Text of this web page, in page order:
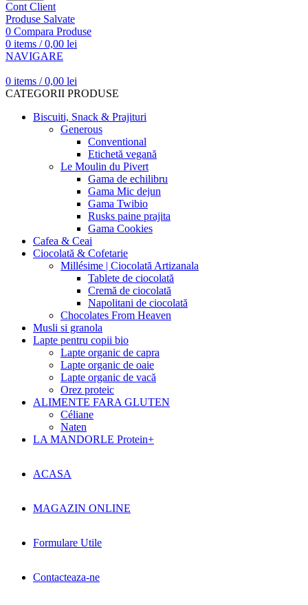
Cont Client
Produse Salvate
0 Compara Produse
0 items / 0,00 lei
NAVIGARE
0 items / 0,00 lei
CATEGORII PRODUSE
Biscuiti, Snack & Prajituri
Generous
Conventional
Etichetă vegană
Le Moulin du Pivert
Gama de echilibru
Gama Mic dejun
Gama Twibio
Rusks paine prajita
Gama Cookies
Cafea & Ceai
Ciocolată & Cofetarie
Millésime | Ciocolată Artizanala
Tablete de ciocolată
Cremă de ciocolată
Napolitani de ciocolată
Chocolates From Heaven
Musli si granola
Lapte pentru copii bio
Lapte organic de capra
Lapte organic de oaie
Lapte organic de vacă
Orez proteic
ALIMENTE FARA GLUTEN
Céliane
Naten
LA MANDORLE Protein+
ACASA
MAGAZIN ONLINE
Formulare Utile
Contacteaza-ne